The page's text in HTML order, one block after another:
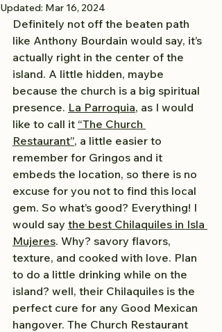
Updated: Mar 16, 2024
Definitely not off the beaten path
like Anthony Bourdain would say, it’s
actually right in the center of the
island. A little hidden, maybe
because the church is a big spiritual
presence. La Parroquia, as I would
like to call it “The Church
Restaurant”, a little easier to
remember for Gringos and it
embeds the location, so there is no
excuse for you not to find this local
gem. So what’s good? Everything! I
would say the best Chilaquiles in Isla
Mujeres. Why? savory flavors,
texture, and cooked with love. Plan
to do a little drinking while on the
island? well, their Chilaquiles is the
perfect cure for any Good Mexican
hangover. The Church Restaurant